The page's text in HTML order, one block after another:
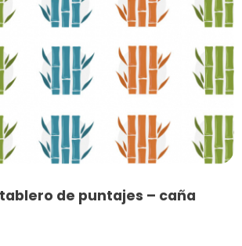
de puntajes – caña